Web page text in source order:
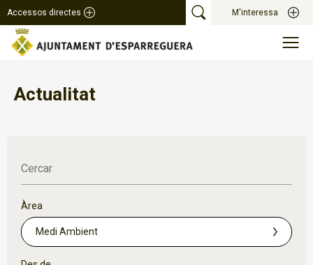
Accessos directes M'interessa
Actualitat
Cercar
Àrea